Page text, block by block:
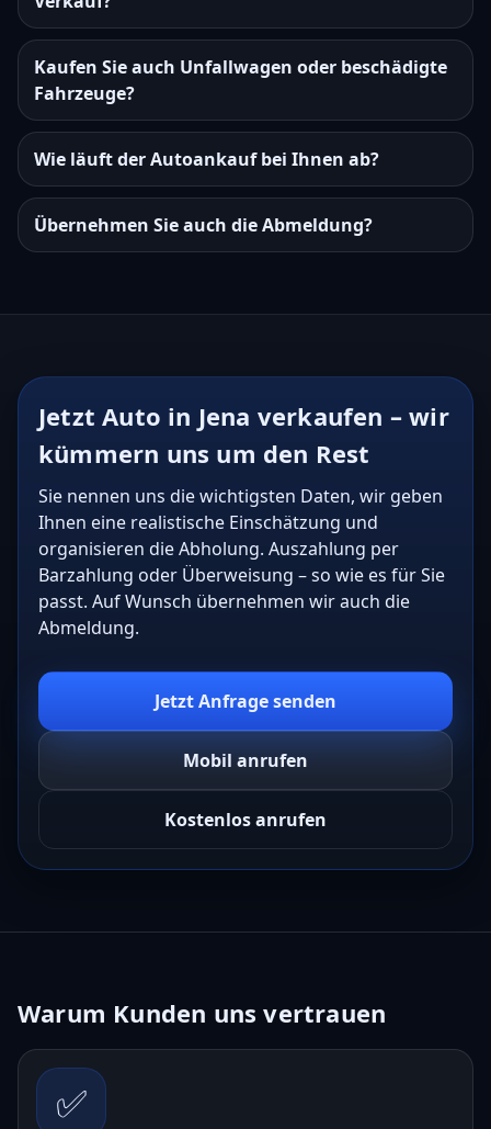
Kaufen Sie auch Unfallwagen oder beschädigte
Fahrzeuge?
Wie läuft der Autoankauf bei Ihnen ab?
Übernehmen Sie auch die Abmeldung?
Jetzt Auto in Jena verkaufen – wir
kümmern uns um den Rest
Sie nennen uns die wichtigsten Daten, wir geben
Ihnen eine realistische Einschätzung und
organisieren die Abholung. Auszahlung per
Barzahlung oder Überweisung – so wie es für Sie
passt. Auf Wunsch übernehmen wir auch die
Abmeldung.
Jetzt Anfrage senden
Mobil anrufen
Kostenlos anrufen
Warum Kunden uns vertrauen
✅